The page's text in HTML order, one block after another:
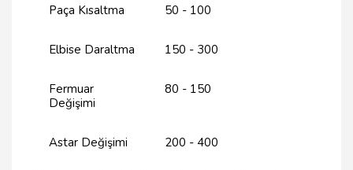
Paça Kısaltma 50 - 100
Elbise Daraltma 150 - 300
Fermuar
Değişimi
80 - 150
Astar Değişimi 200 - 400